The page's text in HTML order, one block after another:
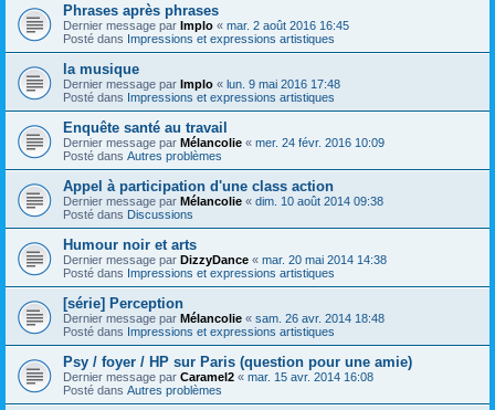
Phrases après phrases
Dernier message par Implo « mar. 2 août 2016 16:45
Posté dans Impressions et expressions artistiques
la musique
Dernier message par Implo « lun. 9 mai 2016 17:48
Posté dans Impressions et expressions artistiques
Enquête santé au travail
Dernier message par Mélancolie « mer. 24 févr. 2016 10:09
Posté dans Autres problèmes
Appel à participation d'une class action
Dernier message par Mélancolie « dim. 10 août 2014 09:38
Posté dans Discussions
Humour noir et arts
Dernier message par DizzyDance « mar. 20 mai 2014 14:38
Posté dans Impressions et expressions artistiques
[série] Perception
Dernier message par Mélancolie « sam. 26 avr. 2014 18:48
Posté dans Impressions et expressions artistiques
Psy / foyer / HP sur Paris (question pour une amie)
Dernier message par Caramel2 « mar. 15 avr. 2014 16:08
Posté dans Autres problèmes